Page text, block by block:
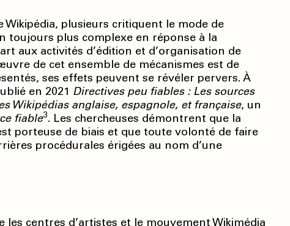
Wikipédia, plusieurs critiquent le mode de
toujours plus complexe en réponse à la
aux activités d’édition et d’organisation de
de cet ensemble de mécanismes est de
ses effets peuvent se révéler pervers. À
en 2021 Directives peu fiables : Les sources
Wikipédias anglaise, espagnole, et française, un
fiable3. Les chercheuses démontrent que la
porteuse de biais et que toute volonté de faire
procédurales érigées au nom d’une
centres d’artistes et le mouvement Wikimédia